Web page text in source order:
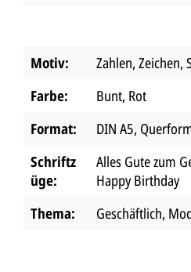
Motiv:
Zahlen, Zeichen,
Farbe:
Bunt, Rot
Format:
DIN A5,
Schriftz
üge:
Alles Gute zum
Happy Birthday
Thema:
Geschäftlich,